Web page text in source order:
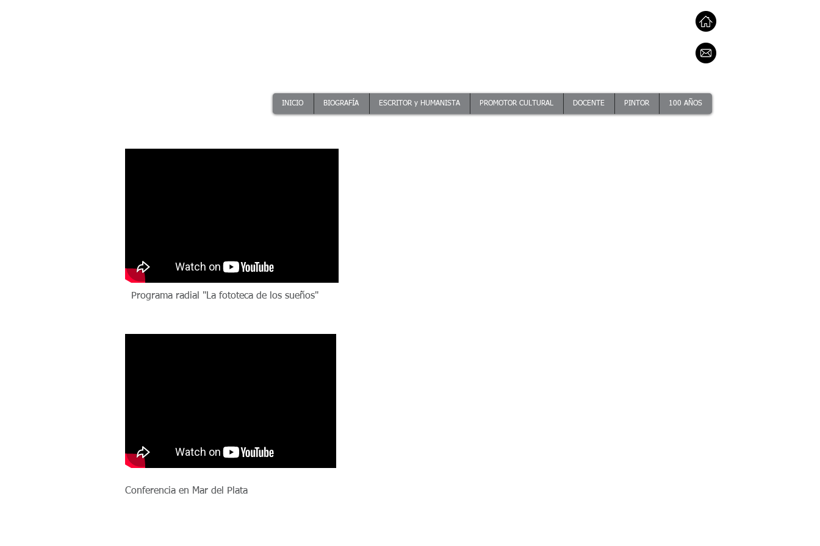
INICIO BIOGRAFÍA ESCRITOR y HUMANISTA PROMOTOR CULTURAL DOCENTE PINTOR 100 AÑOS
Programa radial "La fototeca de los sueños"
Conferencia en Mar del Plata